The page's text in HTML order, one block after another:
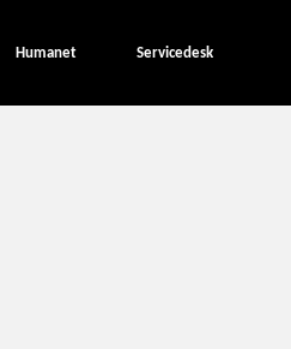
Humanet Servicedesk